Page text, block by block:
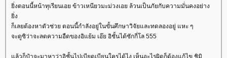
ิ่งตอนนี้หน้าทุเรียนเอย ข้าวเหนียวมะม่วงเอย ล้วนเป็นภัยกับความมั่นคงอย่าง
ิ่ง
ก็เลยต้องหาตัวช่วย ตอนนี้กำลังอยู่ในขั้นศึกษาวิจัยและทดลองอยู่ แหะ ๆ
จะดูซิว่าจะลดความอืดของอิแย้ม เอ๊ย อิชั้นได้ซักกี่โล 555
ล้วก็ป๋าจะมาหาว่าอิชั้นไปเบียดเบียนใครได้ไง เห็นอะไรผิดก็ต้องแก้ไข ชิมิ